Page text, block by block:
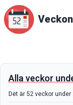
Alla veckor
Det är52veckor under